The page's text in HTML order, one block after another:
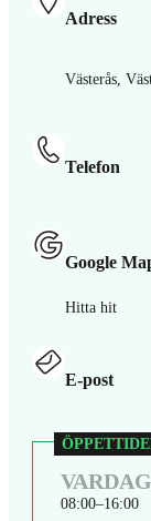
Adress
Västerås,
Telefon
Google
Hitta hit
E-post
08:00 16:00